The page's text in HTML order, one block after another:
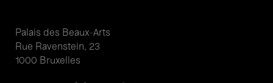
Palais des Beaux-Arts
Rue Ravenstein, 23
1000 Bruxelles